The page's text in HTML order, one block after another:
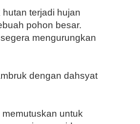
terjadi hujan
pohon besar.
mengurungkan
de­ngan dahsyat
untuk